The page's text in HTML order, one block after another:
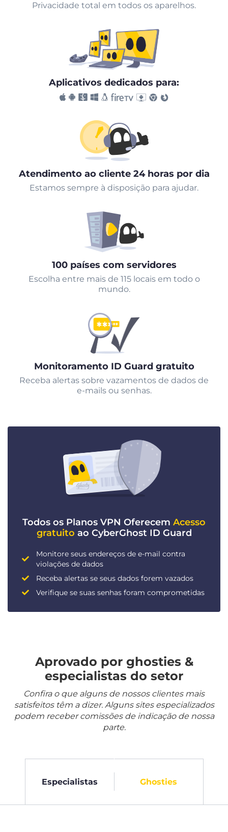
Privacidade total em todos os aparelhos.
Aplicativos dedicados para:
Atendimento ao cliente 24 horas por dia
Estamos sempre à disposição para ajudar.
100 países com servidores
Escolha entre mais de 115 locais em todo o
mundo.
Monitoramento ID Guard gratuito
Receba alertas sobre vazamentos de dados de
e-mails ou senhas.
Todos os Planos VPN Oferecem Acesso
gratuito ao CyberGhost ID Guard
Monitore seus endereços de e-mail contra
violações de dados
Receba alertas se seus dados forem vazados
Verifique se suas senhas foram comprometidas
Aprovado por ghosties &
especialistas do setor
Confira o que alguns de nossos clientes mais
satisfeitos têm a dizer. Alguns sites especializados
podem receber comissões de indicação de nossa
parte.
Especialistas Ghosties